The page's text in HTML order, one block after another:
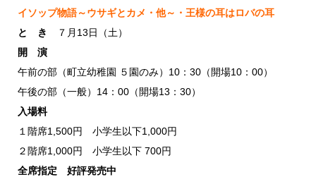
イソップ物語～ウサギとカメ・他～・王様の耳はロバの耳
と き
７月13日（土）
開 演
午前の部（町立幼稚園 ５園のみ）10：30（開場10：00）
午後の部（一般）14：00（開場13：30）
入場料
１階席1,500円 小学生以下1,000円
２階席1,000円 小学生以下 700円
全席指定 好評発売中